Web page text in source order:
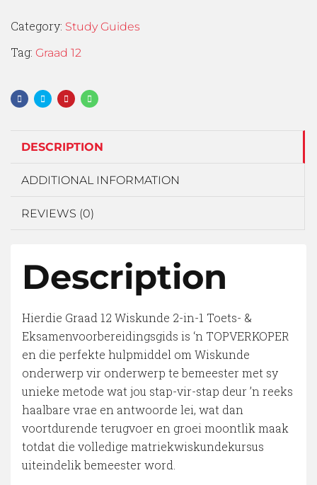
Category: Study Guides
Tag: Graad 12
DESCRIPTION
ADDITIONAL INFORMATION
REVIEWS (0)
Description
Hierdie Graad 12 Wiskunde 2-in-1 Toets- &
Eksamenvoorbereidingsgids is ‘n TOPVERKOPER
en die perfekte hulpmiddel om Wiskunde
onderwerp vir onderwerp te bemeester met sy
unieke metode wat jou stap-vir-stap deur ’n reeks
haalbare vrae en antwoorde lei, wat dan
voortdurende terugvoer en groei moontlik maak
totdat die volledige matriekwiskundekursus
uiteindelik bemeester word.